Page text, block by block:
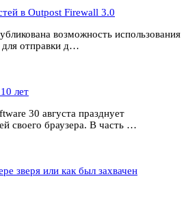
в Outpost Firewall 3.0
возможность использования
отправки д…
лет
30 августа празднует
своего браузера. В часть …
зверя или как был захвачен